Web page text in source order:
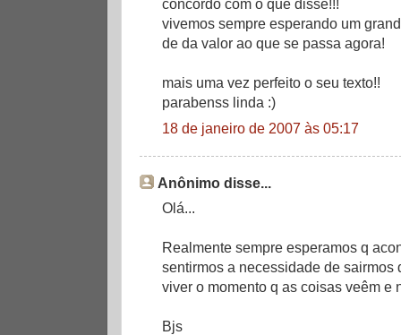
concordo com o que disse!!!
vivemos sempre esperando um
de da valor ao que se passa agora!
mais uma vez perfeito o seu texto!!
parabenss linda :)
18 de janeiro de 2007 às 05:17
Anônimo disse...
Olá...
Realmente sempre esperamos q
sentirmos a necessidade de sairmos
viver o momento q as coisas veêm e
Bjs